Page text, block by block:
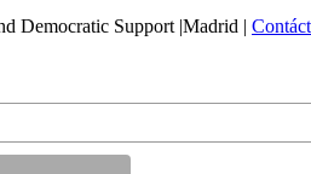
Democratic Support |Madrid |